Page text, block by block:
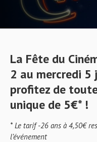
La Fête du
2 au mercredi
profitez de
unique de 5€* !
* Le tarif -26 ans à 4,50€
l’événement